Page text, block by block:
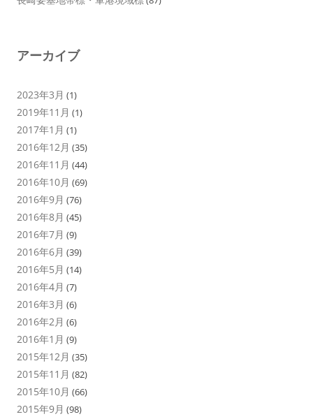
アーカイブ
2023年3月 (1)
2019年11月 (1)
2017年1月 (1)
2016年12月 (35)
2016年11月 (44)
2016年10月 (69)
2016年9月 (76)
2016年8月 (45)
2016年7月 (9)
2016年6月 (39)
2016年5月 (14)
2016年4月 (7)
2016年3月 (6)
2016年2月 (6)
2016年1月 (9)
2015年12月 (35)
2015年11月 (82)
2015年10月 (66)
2015年9月 (98)